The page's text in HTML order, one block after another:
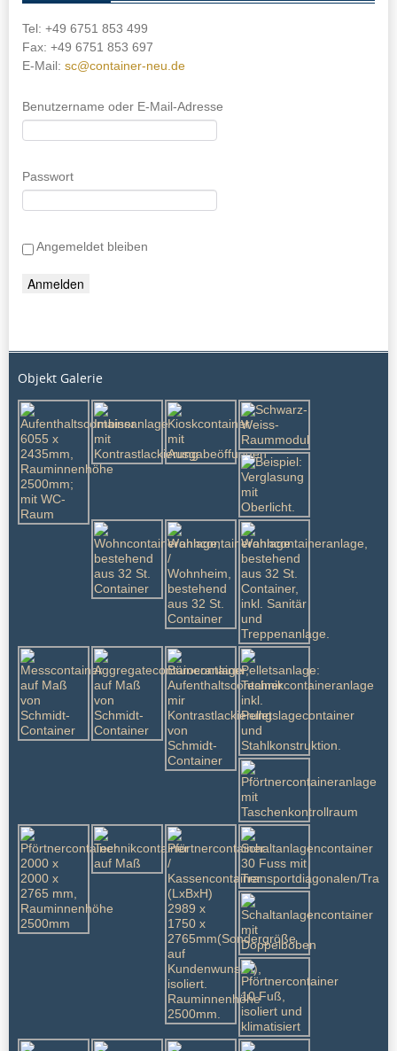
Tel: +49 6751 853 499
Fax: +49 6751 853 697
E-Mail: sc@container-neu.de
Benutzername oder E-Mail-Adresse
Passwort
Angemeldet bleiben
Objekt Galerie